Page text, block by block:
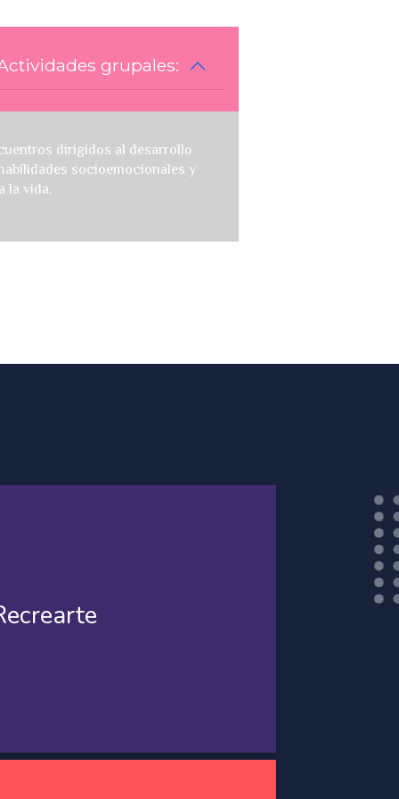
grupales:
dirigidos al desarrollo
socioemocionales y
la vida.
donde el juego y la actividad física
el desarrollo de habilidades